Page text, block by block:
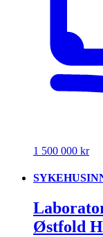
1 500 000 kr
Østfold